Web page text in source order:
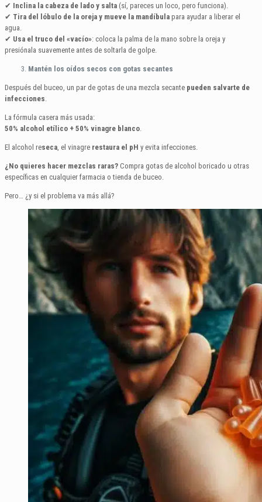
✔ Inclina la cabeza de lado y salta (sí, pareces un loco, pero funciona).
✔ Tira del lóbulo de la oreja y mueve la mandíbula para ayudar a liberar el
agua.
✔ Usa el truco del «vacío»: coloca la palma de la mano sobre la oreja y
presiónala suavemente antes de soltarla de golpe.
Mantén los oídos secos con gotas secantes
Después del buceo, un par de gotas de una mezcla secante pueden salvarte de
infecciones
La fórmula casera más usada:
50% alcohol etílico + 50% vinagre blanco
El alcohol reseca , el vinagre restaura el pH y evita infecciones.
¿No quieres hacer mezclas raras? Compra gotas de alcohol boricado u otras
específicas en cualquier farmacia o tienda de buceo.
Pero… ¿y si el problema va más allá?